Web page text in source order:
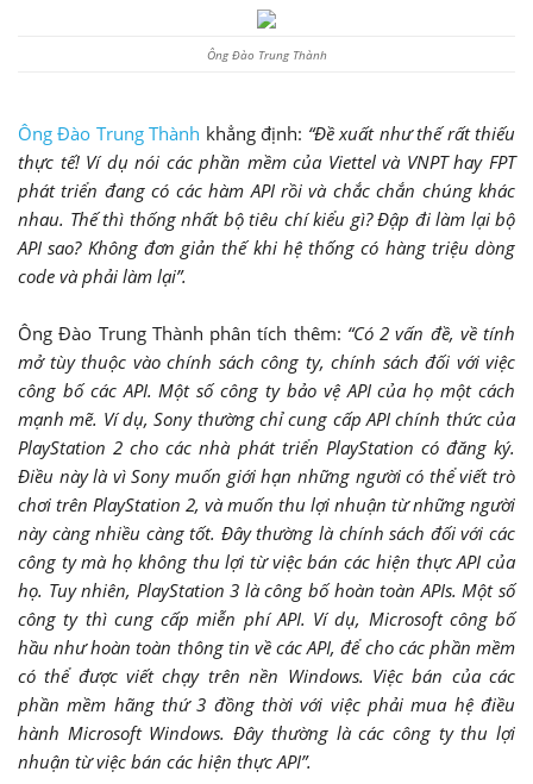
Ông Đào Trung Thành
Ông Đào Trung Thành khẳng định: “Đề xuất như thế rất thiếu
thực tế! Ví dụ nói các phần mềm của Viettel và VNPT hay FPT
phát triển đang có các hàm API rồi và chắc chắn chúng khác
nhau. Thế thì thống nhất bộ tiêu chí kiểu gì? Đập đi làm lại bộ
API sao? Không đơn giản thế khi hệ thống có hàng triệu dòng
code và phải làm lại”.
Ông Đào Trung Thành phân tích thêm: “Có 2 vấn đề, về tính
mở tùy thuộc vào chính sách công ty, chính sách đối với việc
công bố các API. Một số công ty bảo vệ API của họ một cách
mạnh mẽ. Ví dụ, Sony thường chỉ cung cấp API chính thức của
PlayStation 2 cho các nhà phát triển PlayStation có đăng ký.
Điều này là vì Sony muốn giới hạn những người có thể viết trò
chơi trên PlayStation 2, và muốn thu lợi nhuận từ những người
này càng nhiều càng tốt. Đây thường là chính sách đối với các
công ty mà họ không thu lợi từ việc bán các hiện thực API của
họ. Tuy nhiên, PlayStation 3 là công bố hoàn toàn APIs. Một số
công ty thì cung cấp miễn phí API. Ví dụ, Microsoft công bố
hầu như hoàn toàn thông tin về các API, để cho các phần mềm
có thể được viết chạy trên nền Windows. Việc bán của các
phần mềm hãng thứ 3 đồng thời với việc phải mua hệ điều
hành Microsoft Windows. Đây thường là các công ty thu lợi
nhuận từ việc bán các hiện thực API”.